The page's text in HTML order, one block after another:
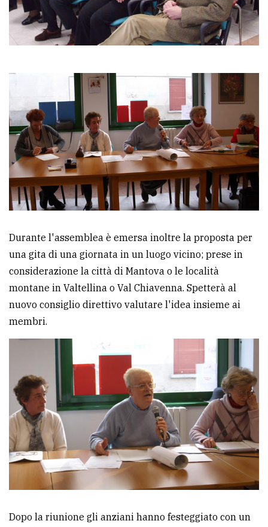
Durante l'assemblea è emersa inoltre la proposta per
una gita di una giornata in un luogo vicino; prese in
considerazione la città di Mantova o le località
montane in Valtellina o Val Chiavenna. Spetterà al
nuovo consiglio direttivo valutare l'idea insieme ai
membri.
Dopo la riunione gli anziani hanno festeggiato con un